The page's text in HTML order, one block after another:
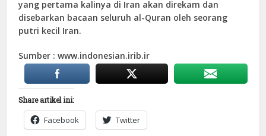
yang pertama kalinya di Iran akan direkam dan
disebarkan bacaan seluruh al-Quran oleh seorang
putri kecil Iran.
Sumber : www.indonesian.irib.ir
Share artikel ini:
Facebook Twitter